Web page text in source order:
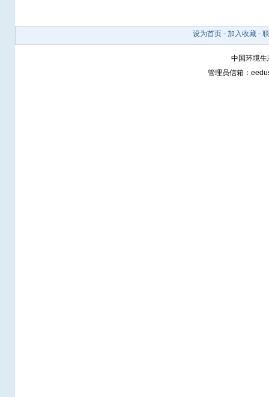
设为首页 - 加入收藏 -
中国环境
管理员信箱：